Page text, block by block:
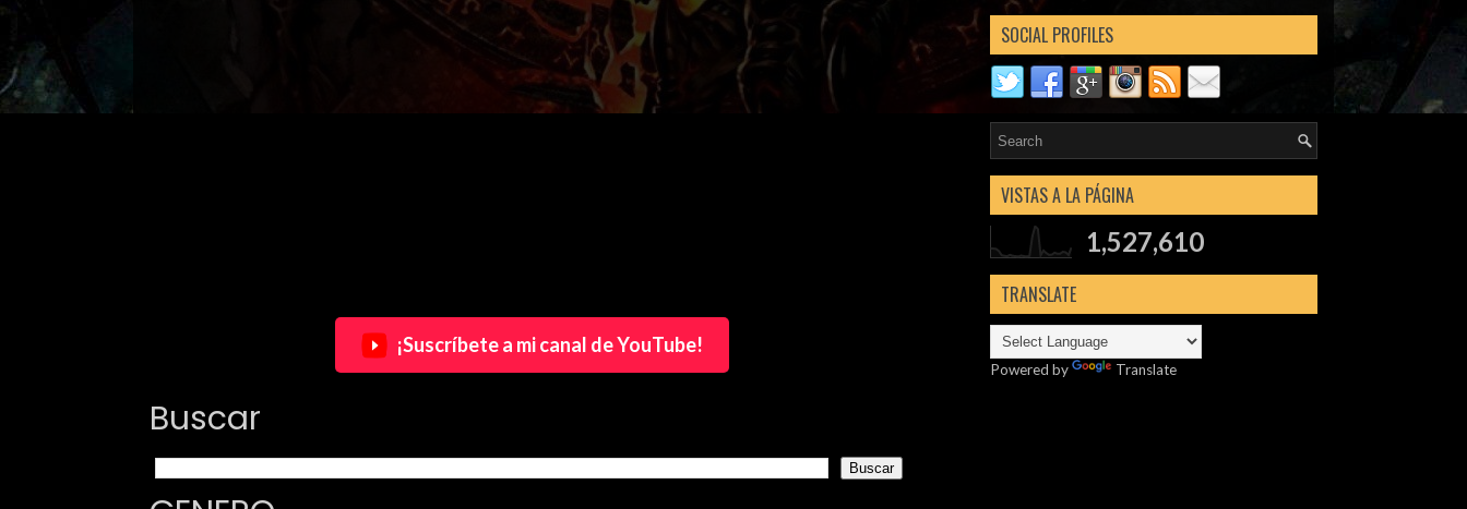
¡Suscríbete a mi canal de YouTube!
Buscar
SOCIAL PROFILES
VISTAS A LA PÁGINA
1,527,610
TRANSLATE
Powered by Translate